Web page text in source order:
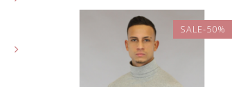
SALE-50%